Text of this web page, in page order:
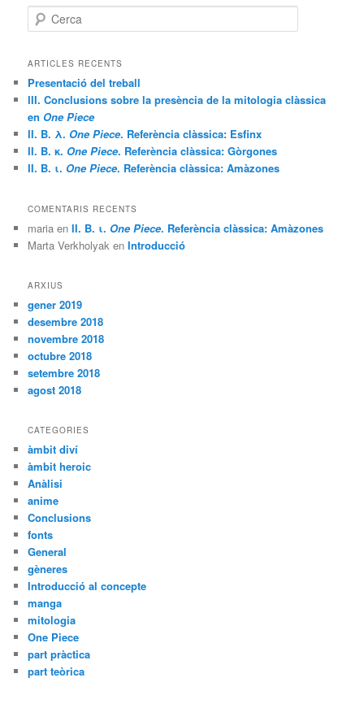
e
c
ARTICLES RECENTS
Presentació del treball
III. Conclusions sobre la presència de la mitologia clàssica
en One Piece
II. B. λ. One Piece. Referència clàssica: Esfinx
II. B. κ. One Piece. Referència clàssica: Gòrgones
II. B. ι. One Piece. Referència clàssica: Amàzones
COMENTARIS RECENTS
maria enII. B. ι. One Piece. Referència clàssica: Amàzones
Marta Verkholyak enIntroducció
ARXIUS
gener 2019
desembre 2018
novembre 2018
octubre 2018
setembre 2018
agost 2018
CATEGORIES
àmbit diví
àmbit heroic
Anàlisi
anime
Conclusions
fonts
General
gèneres
Introducció al concepte
manga
mitologia
One Piece
part pràctica
part teòrica